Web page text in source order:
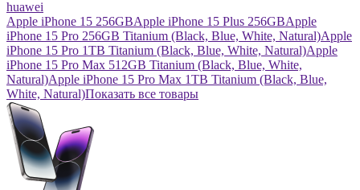
huawei
Apple iPhone 15 256GBApple iPhone 15 Plus 256GBApple
iPhone 15 Pro 256GB Titanium (Black, Blue, White, Natural)Apple
iPhone 15 Pro 1TB Titanium (Black, Blue, White, Natural)Apple
iPhone 15 Pro Max 512GB Titanium (Black, Blue, White,
Natural)Apple iPhone 15 Pro Max 1TB Titanium (Black, Blue,
White, Natural)Показать все товары